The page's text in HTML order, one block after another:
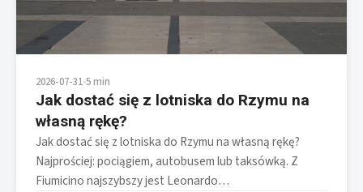
2026-07-31•5 min
Jak dostać się z lotniska do Rzymu na
własną rękę?
Jak dostać się z lotniska do Rzymu na własną rękę?
Najprościej: pociągiem, autobusem lub taksówką. Z
Fiumicino najszybszy jest Leonardo…